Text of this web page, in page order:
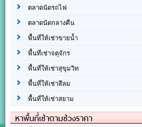
ตลาดนัดรถไฟ
ตลาดนัดกลางคืน
พื้นที่ให้เช่าขายน้ำ
พื้นที่เช่าจตุจักร
พื้นที่ให้เช่าสุขุมวิท
พื้นที่ให้เช่าสีลม
พื้นที่ให้เช่าสยาม
หาพื้นที่เช่าตามช่วงราคา